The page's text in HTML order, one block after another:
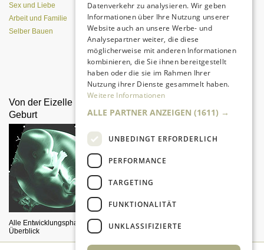
Sex und Liebe
Arbeit und Familie
Selber Bauen
Da sind Kinder mit Begeisterung
dabei.
Von der Eizelle bis zur
Geburt
Alle Entwicklungsphasen im
Überblick
steigen lassen
Ein herrliches Vergnügen für Väter
und Kinder
Datenverkehr zu analysieren. Wir geben
Informationen über Ihre Nutzung unserer
Website auch an unsere Werbe- und
Analysepartner weiter, die diese
möglicherweise mit anderen Informationen
kombinieren, die Sie ihnen bereitgestellt
haben oder die sie im Rahmen Ihrer
Nutzung ihrer Dienste gesammelt haben.
Weitere Informationen
ALLE PARTNER ANZEIGEN (1611) →
UNBEDINGT ERFORDERLICH
PERFORMANCE
TARGETING
FUNKTIONALITÄT
UNKLASSIFIZIERTE